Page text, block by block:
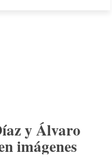
y Álvaro
imágenes